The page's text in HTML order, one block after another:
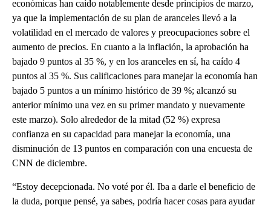
económicas han caído notablemente desde principios de marzo,
ya que la implementación de su plan de aranceles llevó a la
volatilidad en el mercado de valores y preocupaciones sobre el
aumento de precios. En cuanto a la inflación, la aprobación ha
bajado 9 puntos al 35 %, y en los aranceles en sí, ha caído 4
puntos al 35 %. Sus calificaciones para manejar la economía han
bajado 5 puntos a un mínimo histórico de 39 %; alcanzó su
anterior mínimo una vez en su primer mandato y nuevamente
este marzo). Solo alrededor de la mitad (52 %) expresa
confianza en su capacidad para manejar la economía, una
disminución de 13 puntos en comparación con una encuesta de
CNN de diciembre.
“Estoy decepcionada. No voté por él. Iba a darle el beneficio de
la duda, porque pensé, ya sabes, podría hacer cosas para ayudar